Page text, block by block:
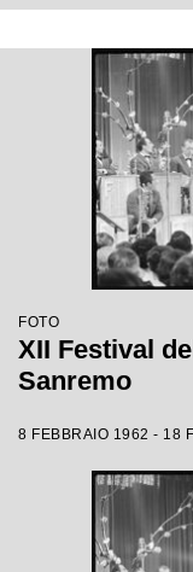
FOTO
XII Festival
Sanremo
8 FEBBRAIO 1962 - 18